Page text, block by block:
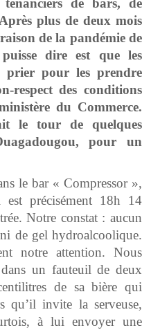
de bars, de
plus de deux mois
de la pandémie de
dire est que les
prier pour les prendre
respect des conditions
du Commerce.
le tour de quelques
pour un
le bar « Compressor »,
précisément 18h 14
Notre constat : aucun
de gel hydroalcoolique.
notre attention. Nous
un fauteuil de deux
de sa bière qui
qu’il invite la serveuse,
à lui envoyer une